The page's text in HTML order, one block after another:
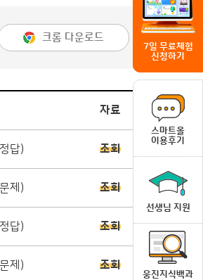
크롬 다운로드
자료
답) 조회
제) 조회
답) 조회
제) 조회
7일 무료체험
신청하기
스마트올
이용후기
선생님 지원
웅진지식백과